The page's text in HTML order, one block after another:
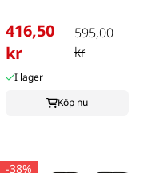
416,50
kr
595,00
kr
I lager
Köp nu
-38%